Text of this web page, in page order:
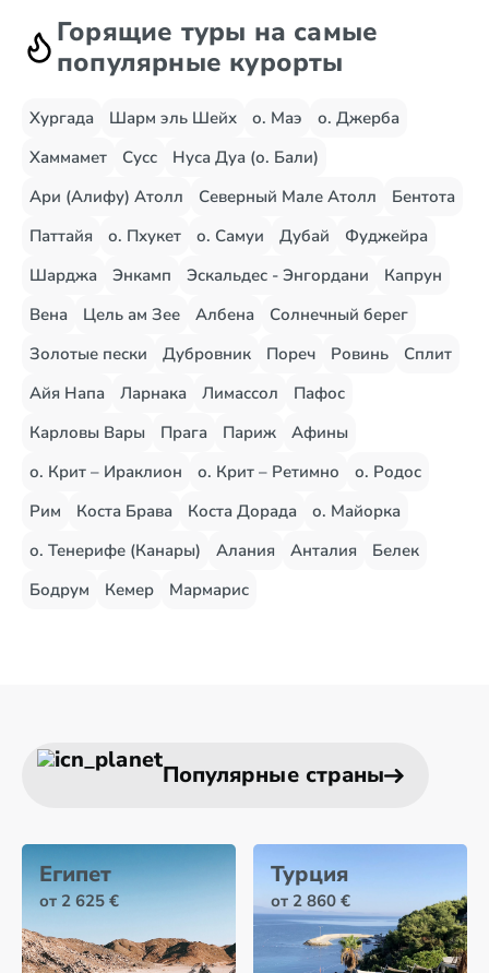
Горящие туры на самые
популярные курорты
Хургада Шарм эль Шейх о. Маэ
о. Джерба
Хаммамет
Сусс
Нуса Дуа (о. Бали)
Ари (Алифу) Атолл
Северный Мале Атолл
Бентота
Паттайя
о. Пхукет о. Самуи Дубай
Фуджейра
Шарджа
Энкамп Эскальдес - Энгордани
Капрун
Вена
Цель ам Зее Албена
Солнечный берег
Золотые пески
Дубровник Пореч Ровинь
Сплит
Айя Напа
Ларнака Лимассол
Пафос
Карловы Вары
Прага Париж
Афины
о. Крит – Ираклион
о. Крит – Ретимно
о. Родос
Рим
Коста Брава Коста Дорада
о. Майорка
о. Тенерифе (Канары)
Алания Анталия
Белек
Бодрум
Кемер Мармарис
Популярные страны
Египет
от 2 625 €
Турция
от 2 860 €